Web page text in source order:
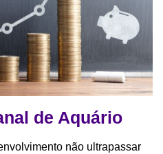
de Aquário
não ultrapassar